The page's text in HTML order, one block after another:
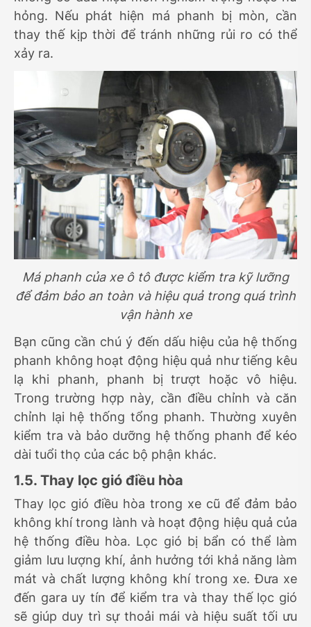
hỏng. Nếu phát hiện má phanh bị mòn, cần
thay thế kịp thời để tránh những rủi ro có thể
xảy ra.
Má phanh của xe ô tô được kiểm tra kỹ lưỡng
để đảm bảo an toàn và hiệu quả trong quá trình
vận hành xe
Bạn cũng cần chú ý đến dấu hiệu của hệ thống
phanh không hoạt động hiệu quả như tiếng kêu
lạ khi phanh, phanh bị trượt hoặc vô hiệu.
Trong trường hợp này, cần điều chỉnh và căn
chỉnh lại hệ thống tổng phanh. Thường xuyên
kiểm tra và bảo dưỡng hệ thống phanh để kéo
dài tuổi thọ của các bộ phận khác.
1.5. Thay lọc gió điều hòa
Thay lọc gió điều hòa trong xe cũ để đảm bảo
không khí trong lành và hoạt động hiệu quả của
hệ thống điều hòa. Lọc gió bị bẩn có thể làm
giảm lưu lượng khí, ảnh hưởng tới khả năng làm
mát và chất lượng không khí trong xe. Đưa xe
đến gara uy tín để kiểm tra và thay thế lọc gió
sẽ giúp duy trì sự thoải mái và hiệu suất tối ưu